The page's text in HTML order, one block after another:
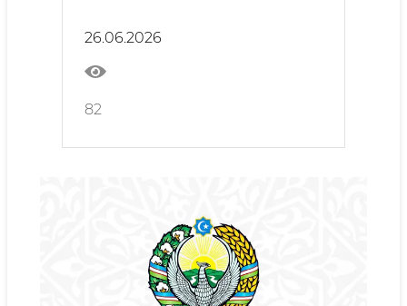
kurashish" va komplayens-
nazorat bo‘yicha tushuntirish
va targ‘ibot ishlari olib borildi
hamda tegishli ko‘rsatmalar
berildi.
26.06.2026
82